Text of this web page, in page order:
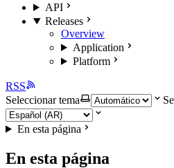
API
Releases
Overview
Application
Platform
RSS
Seleccionar tema
En esta página
En esta página